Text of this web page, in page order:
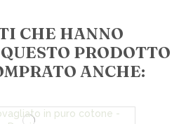
CHE HANNO
PRODOTTO
ANCHE: